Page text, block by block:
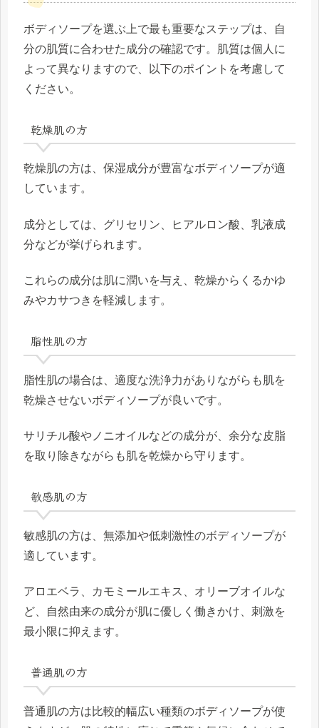
ボディソープを選ぶ上で最も重要なステップは、自
分の肌質に合わせた成分の確認です。肌質は個人に
よって異なりますので、以下のポイントを考慮して
ください。
乾燥肌の方
乾燥肌の方は、保湿成分が豊富なボディソープが適
しています。
成分としては、グリセリン、ヒアルロン酸、乳液成
分などが挙げられます。
これらの成分は肌に潤いを与え、乾燥からくるかゆ
みやカサつきを軽減します。
脂性肌の方
脂性肌の場合は、適度な洗浄力がありながらも肌を
乾燥させないボディソープが良いです。
サリチル酸やノニオイルなどの成分が、余分な皮脂
を取り除きながらも肌を乾燥から守ります。
敏感肌の方
敏感肌の方は、無添加や低刺激性のボディソープが
適しています。
アロエベラ、カモミールエキス、オリーブオイルな
ど、自然由来の成分が肌に優しく働きかけ、刺激を
最小限に抑えます。
普通肌の方
普通肌の方は比較的幅広い種類のボディソープが使